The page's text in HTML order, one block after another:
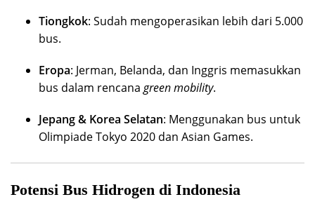
Tiongkok: Sudah mengoperasikan lebih dari 5.000
bus.
Eropa: Jerman, Belanda, dan Inggris memasukkan
bus dalam rencana green mobility.
Jepang & Korea Selatan: Menggunakan bus untuk
Olimpiade Tokyo 2020 dan Asian Games.
Potensi Bus Hidrogen di Indonesia